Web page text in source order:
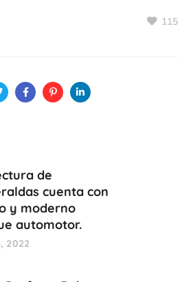
115
de
cuenta con
y moderno
automotor.
2022